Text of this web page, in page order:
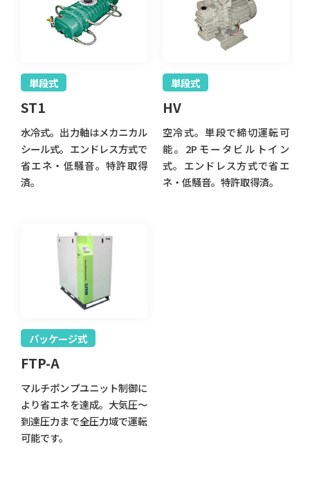
単段式
ST1
水冷式。出力軸はメカニカル
シール式。エンドレス方式で
省エネ・低騒音。特許取得
済。
単段式
HV
空冷式。単段で締切運転可
能。2Pモータビルトイン
式。エンドレス方式で省エ
ネ・低騒音。特許取得済。
パッケージ式
FTP-A
マルチポンプユニット制御に
より省エネを達成。大気圧～
到達圧力まで全圧力域で運転
可能です。